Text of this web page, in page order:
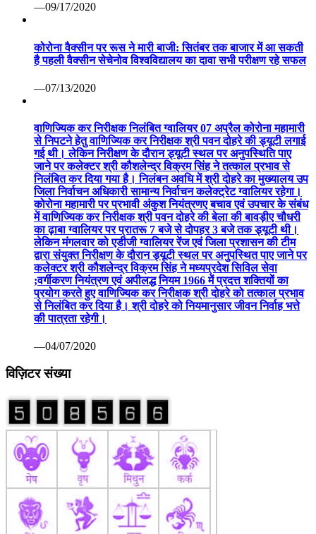
—09/17/2020
कोरोना वैक्सीन पर रूस ने मारी बाजी: सितंबर तक बाजार में आ सकती
है पहली वैक्सीन सेचेनोव विश्वविद्यालय का दावा सभी परीक्षण रहे सफल
—07/13/2020
वाणिज्यिक कर निरीक्षक निलंबित ग्वालियर 07 अप्रैल कोरोना महामारी
से निपटने हेतु वाणिज्यिक कर निरीक्षक श्री पवन दोहरे की ड्यूटी लगाई
गई थी। लेकिन निरीक्षण के दौरान ड्यूटी स्थल पर अनुपस्थिति पाए
जाने पर कलेक्टर श्री कौशलेन्द्र विक्रम सिंह ने तत्काल प्रभाव से
निलंबित कर दिया गया है। निलंबन अवधि में श्री दोहरे का मुख्यालय उप
जिला निर्वाचन अधिकारी सामान्य निर्वाचन कलेक्ट्रेट ग्वालियर रहेगा।
कोरोना महामारी पर प्रभावी अंकुश नियंत्रणए बचाव एवं उपचार के संबंध
में वाणिज्यिक कर निरीक्षक श्री पवन दोहरे की बेला की बावड़ीए चौधरी
का ढ़ाबा ग्वालियर पर प्रातरू 7 बजे से दोपहर 3 बजे तक ड्यूटी थी।
लेकिन मंगलवार को एडीजी ग्वालियर रेंज एवं जिला प्रशासन की टीम
द्वारा संयुक्त निरीक्षण के दौरान ड्यूटी स्थल पर अनुपस्थित पाए जाने पर
कलेक्टर श्री कौशलेन्द्र विक्रम सिंह ने मध्यप्रदेश सिविल सेवा
;वर्गीकरण नियंत्रण एवं अपीलद्ध नियम 1966 में प्रदत्त शक्तियों का
प्रयोग करते हुए वाणिज्यिक कर निरीक्षक श्री दोहरे को तत्काल प्रभाव
से निलंबित कर दिया है। श्री दोहरे को नियमानुसार जीवन निर्वाह भत्ते
की पात्रता रहेगी।
—04/07/2020
विज़िटर संख्या